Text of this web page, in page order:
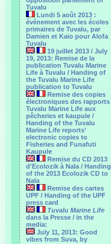
Tuvalu
Lundi 5 août 2013 :
événement avec les écoles
primaires de Tuvalu, par
Damien et Kaio pour Alofa
Tuvalu
19 juillet 2013 / July
19, 2013: Remise de la
publication Tuvalu Marine
Life à Tuvalu / Handing of
the Tuvalu Marine Life
publication to Tuvalu
Remise des copies
électroniques des rapports
Tuvalu Marine Life aux
pêcheries et kaupule /
Handing of the Tuvalu
Marine Life reports’
electronic copies to
Fisheries and Funafuti
Kaupule
Remise du CD 2013
d'Ecolozik à Nala / Handing
of the 2013 Ecolozik CD to
Nala
Remise des cartes
UPF / Handing of the UPF
press card
Tuvalu Marine Life
dans la Presse / in the
media:
July 11, 2013: Good
vibes from Suva, by